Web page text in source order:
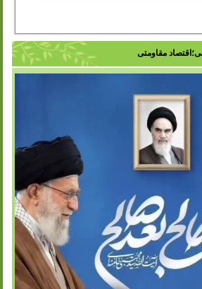
پسماند شهرداری ورامین و با هدف
فرهنگ سازی در زمینه مدیریت پسماند و
ادامه مطلب ..
مقاومتی